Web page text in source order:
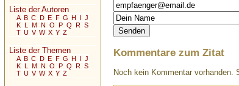
Kommentare zum Zitat
Noch kein Kommentar
Liste der Autoren
A B C D E F G H I J
K L M N O P Q R S
T U V W X Y Z
Liste der Themen
A B C D E F G H I J
K L M N O P Q R S
T U V W X Y Z